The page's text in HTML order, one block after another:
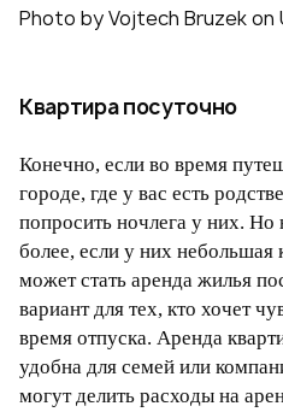
Photo by Vojtech Bruzek on
Квартира посуточно
Конечно, если во время
городе, где у вас есть
попросить ночлега у них. Но
более, если у них небольшая
может стать аренда жилья
вариант для тех, кто хочет
время отпуска. Аренда
удобна для семей или
могут делить расходы на